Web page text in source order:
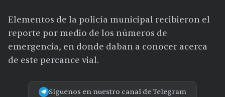
Elementos de la policía municipal recibieron el
reporte por medio de los números de
emergencia, en donde daban a conocer acerca
de este percance vial.
Síguenos en nuestro canal de Telegram